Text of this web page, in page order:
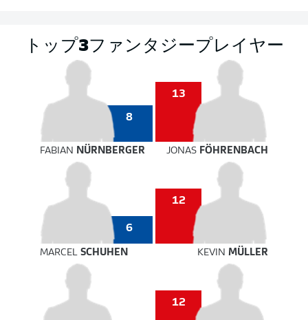
トップ3ファンタジープレイヤー
8
13
FABIAN NÜRNBERGER JONAS FÖHRENBACH
6
12
MARCEL SCHUHEN KEVINMÜLLER
12